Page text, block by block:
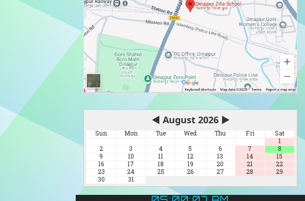
◀ August 2026 ▶
Sun Mon Tue Wed Thu Fri
Sat
1
2
3 4 5 6 7
8
9
10 11 12 13 14
15
16
17 18 19 20 21
22
23
24 25 26 27 28
29
30
31